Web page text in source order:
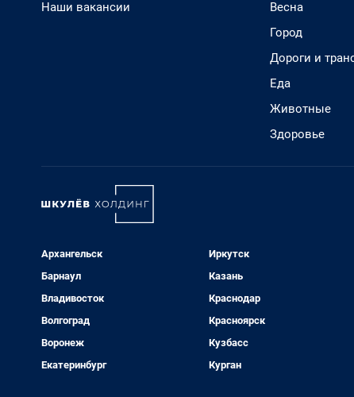
Наши вакансии
Весна
Город
Дороги и
Еда
Животные
Здоровье
Архангельск
Барнаул
Владивосток
Волгоград
Воронеж
Екатеринбург
Иркутск
Казань
Краснодар
Красноярск
Кузбасс
Курган